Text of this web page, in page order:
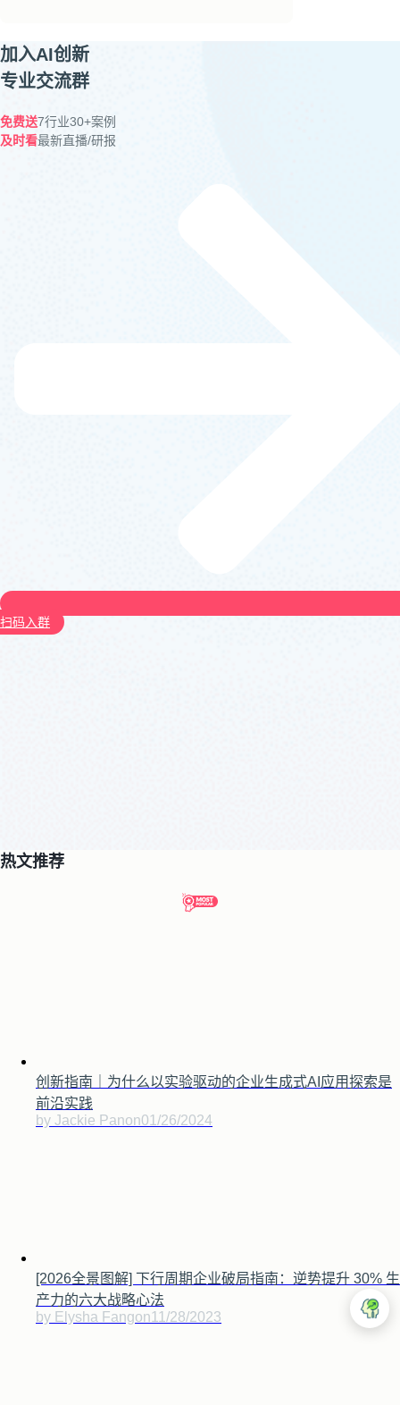
加入AI创新
专业交流群
免费送7行业30+案例
及时看最新直播/研报
扫码入群
热文推荐
创新指南｜为什么以实验驱动的企业生成式AI应用探索是
前沿实践
by Jackie Panon01/26/2024
[2026全景图解] 下行周期企业破局指南：逆势提升 30% 生
产力的六大战略心法
by Elysha Fangon11/28/2023